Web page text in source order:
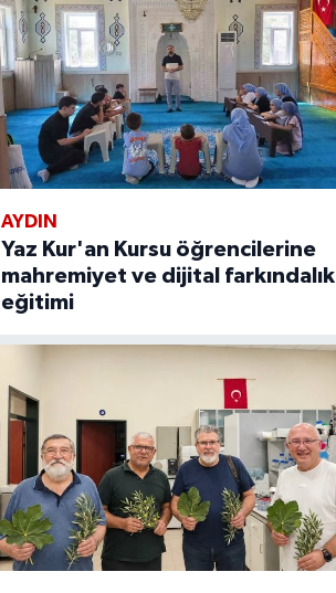
AYDIN
Yaz Kur'an Kursu öğrencilerine
mahremiyet ve dijital farkındalık
eğitimi